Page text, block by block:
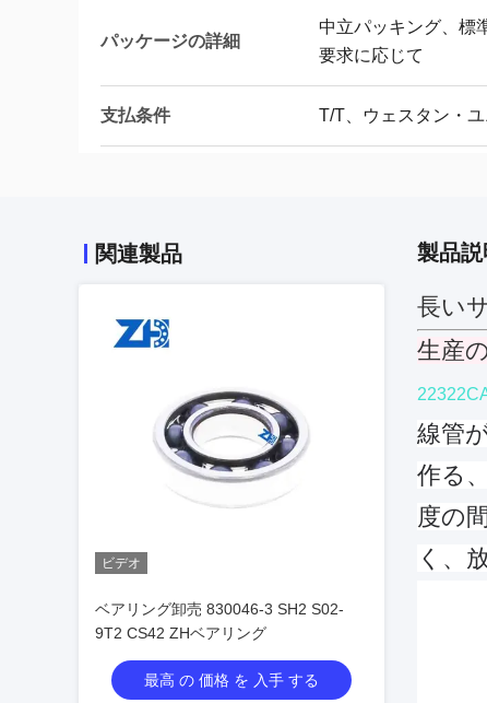
パッケージの詳細
中立パッキング、標
要求に応じて
支払条件 T/T、ウェスタン・ユ
関連製品
ビデオ
ベアリング卸売 830046-3 SH2 S02-
9T2 CS42 ZHベアリング
最高 の 価格 を 入手 する
製品説
長い
生産
線管
作る
度の
く、